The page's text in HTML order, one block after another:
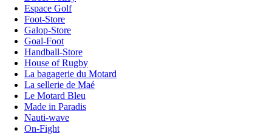
Espace Golf
Foot-Store
Galop-Store
Goal-Foot
Handball-Store
House of Rugby
La bagagerie du Motard
La sellerie de Maé
Le Motard Bleu
Made in Paradis
Nauti-wave
On-Fight